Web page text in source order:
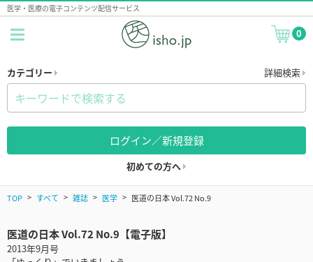
医学・医療の電子コンテンツ配信サービス
0
カテゴリー 詳細検索
ログイン／新規登録
初めての方へ
TOP すべて 雑誌 医学 医道の日本 Vol.72 No.9
医道の日本 Vol.72 No.9【電子版】
2013年9月号